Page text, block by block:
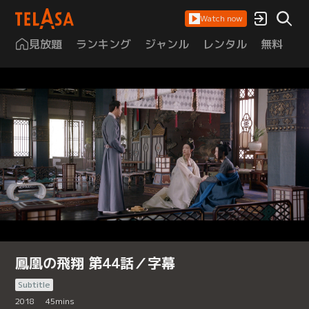
Watch now
見放題 ランキング ジャンル レンタル 無料
鳳凰の飛翔 第44話／字幕
Subtitle
2018
45mins